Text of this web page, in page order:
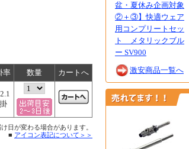
率 数量 カートへ
掛
日が変わる場合があります。
■ アイコン表記について＞＞
盆・夏休み企画対象
②＋③】快適ウェア
用コンプリートセッ
ト メタリックブル
ー SV900
激安商品一覧へ